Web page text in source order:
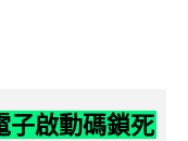
子啟動碼鎖死